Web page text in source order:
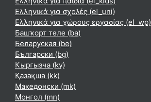
Ελληνικά για σχολές ‎(el_uni)‎
Ελληνικά για χώρους εργασίας ‎(el_wp)‎
Башҡорт теле ‎(ba)‎
Беларуская ‎(be)‎
Български ‎(bg)‎
Кыргызча ‎(ky)‎
Қазақша ‎(kk)‎
Македонски ‎(mk)‎
Монгол ‎(mn)‎